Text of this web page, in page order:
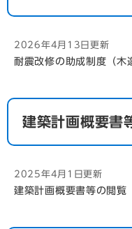
2026年4月13日更新
耐震改修の助成制度（木
建築計画概要書
2025年4月1日更新
建築計画概要書等の閲覧